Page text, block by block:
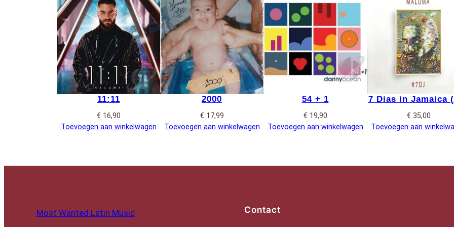
11:11
€ 16,90
Toevoegen aan winkelwagen
2000
€ 17,99
Toevoegen aan winkelwagen
54 + 1
€ 19,90
Toevoegen aan winkelwagen
7 Dias in Jamaica
€ 35,00
Toevoegen aan
Most Wanted Latin Music Contact